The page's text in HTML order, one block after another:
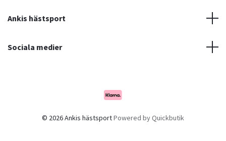
Ankis hästsport
Sociala medier
© 2026 Ankis hästsportPowered by Quickbutik